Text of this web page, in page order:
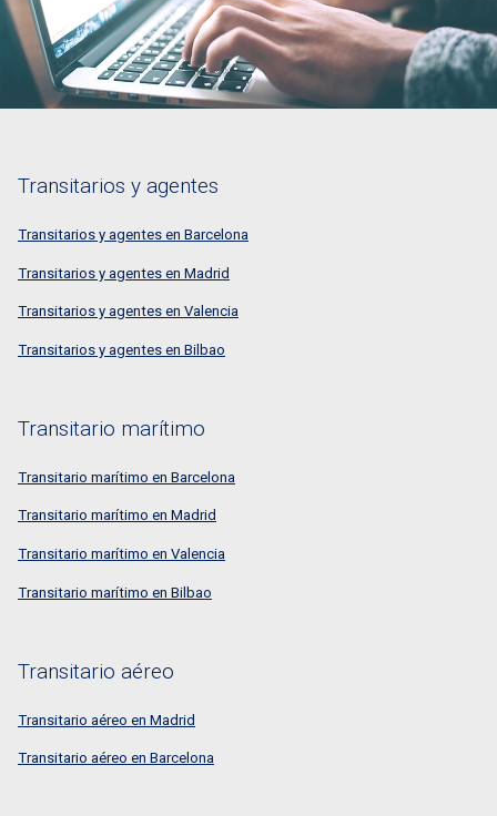
Transitarios y agentes
Transitarios y agentes en Barcelona
Transitarios y agentes en Madrid
Transitarios y agentes en Valencia
Transitarios y agentes en Bilbao
Transitario marítimo
Transitario marítimo en Barcelona
Transitario marítimo en Madrid
Transitario marítimo en Valencia
Transitario marítimo en Bilbao
Transitario aéreo
Transitario aéreo en Madrid
Transitario aéreo en Barcelona